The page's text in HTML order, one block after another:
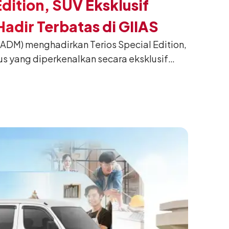
SUV Eksklusif
Terbatas di GIIAS
menghadirkan Terios Special Edition,
yang diperkenalkan secara eksklusif
International Auto Show (GIIAS) 2026
Dikembangkan dari varian Terios 1.5 X
yang telah menjadi ciri khas Terios.